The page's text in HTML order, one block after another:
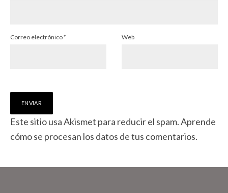
Correo electrónico* Web
Este sitio usa Akismet para reducir el spam.Aprende
cómo se procesan los datos de tus comentarios.